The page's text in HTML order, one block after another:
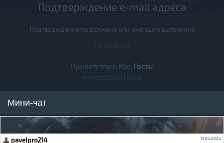
Подтверждение e-mail адреса
Подтверждение просрочено или уже было выполнено
Приветствую Вас, Гость!
Мини-чат